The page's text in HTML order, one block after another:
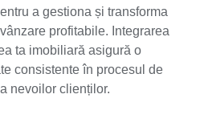
a gestiona și transforma
profitabile. Integrarea
ta imobiliară asigură o
consistente în procesul de
nevoilor clienților.